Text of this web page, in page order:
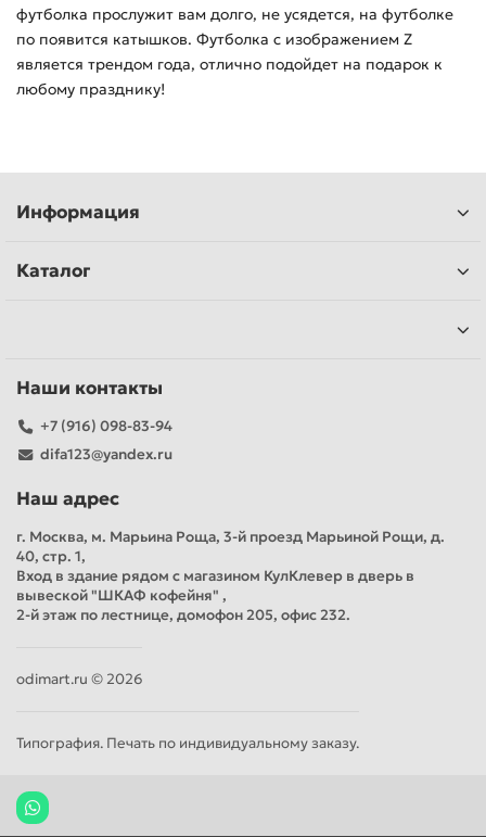
футболка прослужит вам долго, не усядется, на футболке
по появится катышков. Футболка с изображением Z
является трендом года, отлично подойдет на подарок к
любому празднику!
Информация
Каталог
Наши контакты
+7 (916) 098-83-94
difa123@yandex.ru
Наш адрес
г. Москва, м. Марьина Роща, 3-й проезд Марьиной Рощи, д.
40, стр. 1,
Вход в здание рядом с магазином КулКлевер в дверь в
вывеской "ШКАФ кофейня" ,
2-й этаж по лестнице, домофон 205, офис 232.
odimart.ru © 2026
Типография. Печать по индивидуальному заказу.